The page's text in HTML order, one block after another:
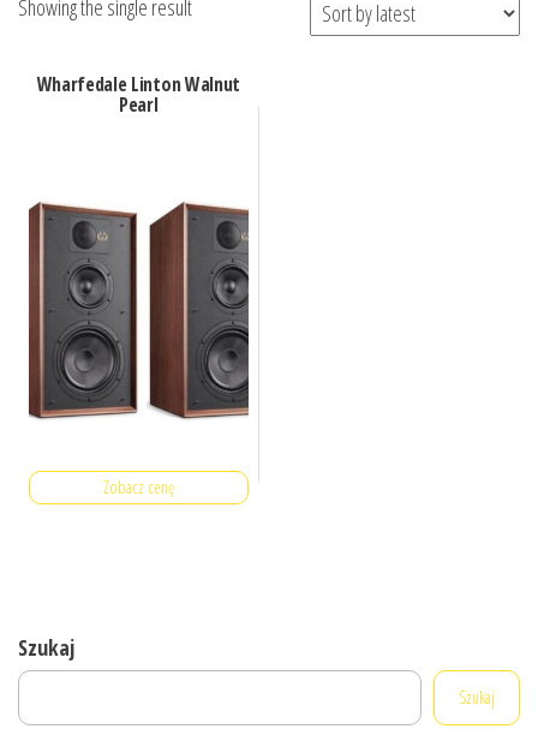
Showing the single result
Wharfedale Linton Walnut
Pearl
Zobacz cenę
Szukaj
Szukaj